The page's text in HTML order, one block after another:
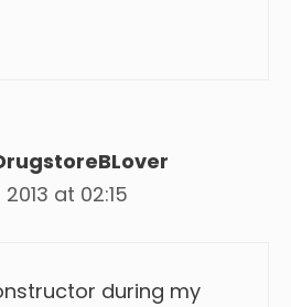
at 02:15
during my